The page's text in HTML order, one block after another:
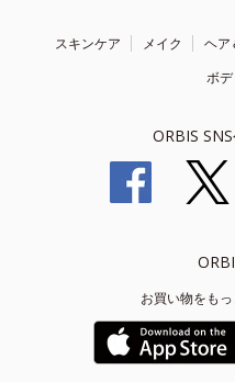
スキンケア メイク ヘア
ボ
ORBIS
お買い物をも